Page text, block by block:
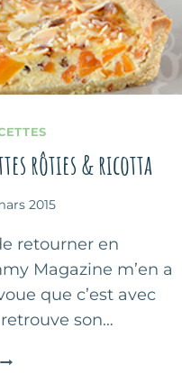
rôties & ricotta
2015
retourner en
Magazine m’en a
que c’est avec
son…